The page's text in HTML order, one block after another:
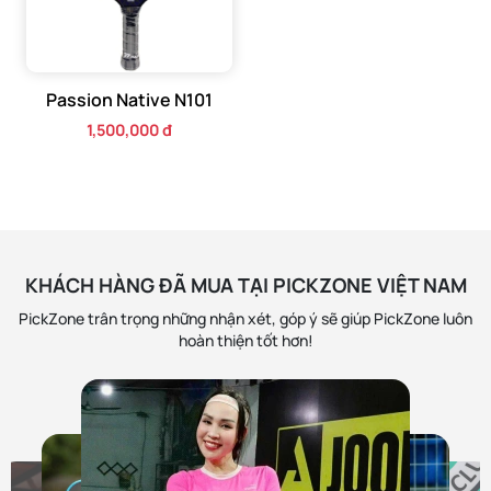
độ bền cao và độ cứng tốt, giúp tăng sức mạnh và kiểm
soát bóng trong quá trình chơi.
Passion Native N101
1,500,000 đ
KHÁCH HÀNG ĐÃ MUA TẠI PICKZONE VIỆT NAM
PickZone trân trọng những nhận xét, góp ý sẽ giúp PickZone luôn
hoàn thiện tốt hơn!